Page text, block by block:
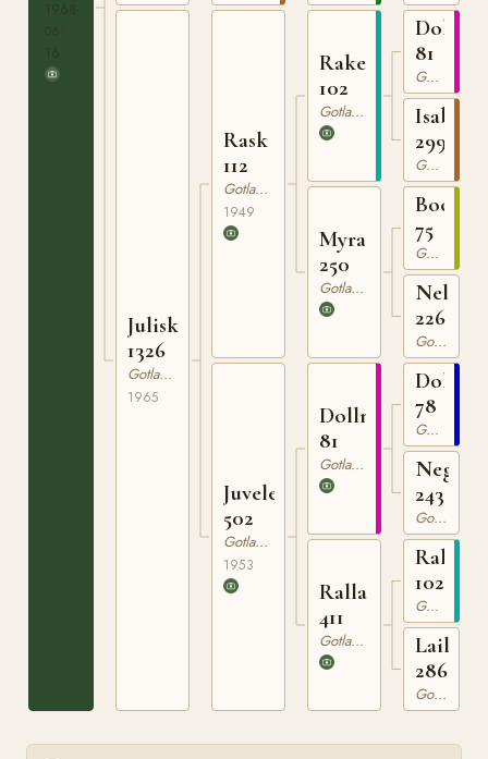
Juliska
1326
Gotlandsruss
1965
Rask
112
Gotlandsruss
1949
Juvelen
502
Gotlandsruss
1953
Raketen
102
Gotlandsruss
Myra
250
Gotlandsruss
Dollman
81
Gotlandsruss
Ralla
411
Gotlandsruss
81
Gotlandsruss
Isabella
299
Gotlandsruss
Bocack
75
Gotlandsruss
Nella
226
Gotlandsruss
Dolle
78
Gotlandsruss
Nego
243
Gotlandsruss
102
Gotlandsruss
Laila
286
Gotlandsruss